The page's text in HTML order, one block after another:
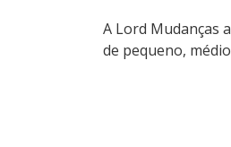
A Lord Mudanças
de pequeno,